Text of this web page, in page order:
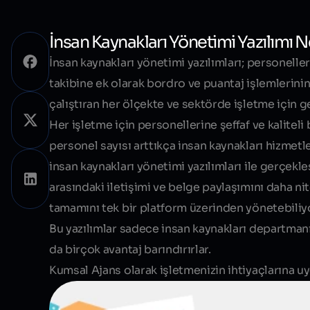
İnsan Kaynakları Yönetimi Yazılımı
İnsan kaynakları yönetimi yazılımları;
takibine ek olarak bordro ve puantaj işlemlerinin
çalıştıran her ölçekte ve sektörde işletme için
Her işletme için personellerine şeffaf ve kaliteli
personel sayısı arttıkça insan kaynakları
insan kaynakları yönetimi yazılımları ile
arasındaki iletişimi ve belge paylaşımını
tamamını tek bir platform üzerinden
Bu yazılımlar sadece insan kaynakları
da birçok avantaj barındırırlar.
Kumsal Ajans olarak işletmenizin ihtiyaçlarına